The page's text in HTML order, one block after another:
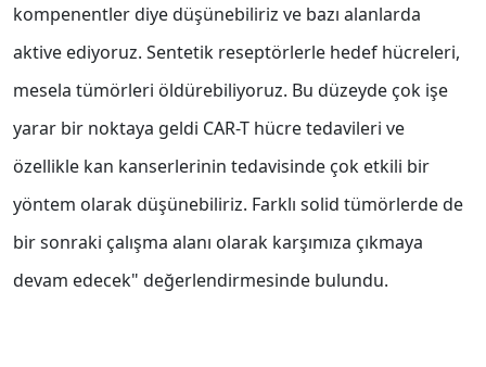
kompenentler diye düşünebiliriz ve bazı alanlarda
aktive ediyoruz. Sentetik reseptörlerle hedef hücreleri,
mesela tümörleri öldürebiliyoruz. Bu düzeyde çok işe
yarar bir noktaya geldi CAR-T hücre tedavileri ve
özellikle kan kanserlerinin tedavisinde çok etkili bir
yöntem olarak düşünebiliriz. Farklı solid tümörlerde de
bir sonraki çalışma alanı olarak karşımıza çıkmaya
devam edecek" değerlendirmesinde bulundu.